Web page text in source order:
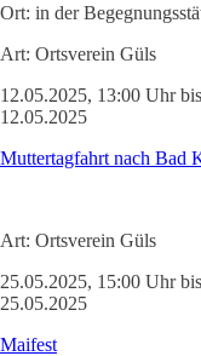
Ort: in der
Art: Ortsverein Güls
12.05.2025, 13:00 Uhr bis
12.05.2025
Muttertagfahrt nach Bad
Art: Ortsverein Güls
25.05.2025, 15:00 Uhr bis
25.05.2025
Maifest